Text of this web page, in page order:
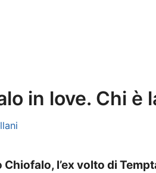
in love. Chi è
l’ex volto di